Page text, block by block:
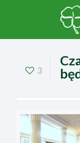
3